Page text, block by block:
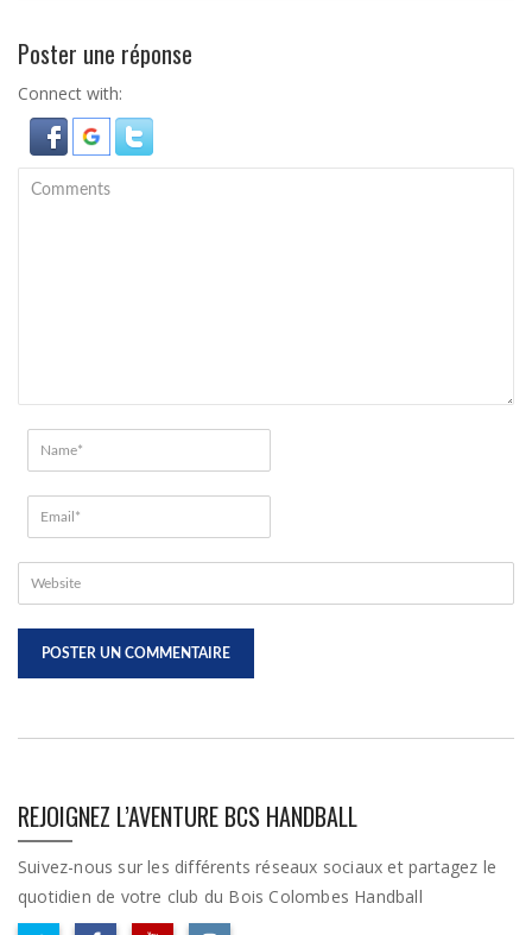
Poster une réponse
Connect with:
REJOIGNEZ L’AVENTURE BCS HANDBALL
Suivez-nous sur les différents réseaux sociaux et partagez le
quotidien de votre club du Bois Colombes Handball